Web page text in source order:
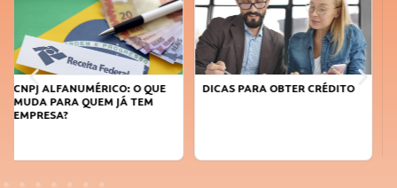
DICAS PARA OBTER CRÉDITO
FAÇA A DIFERENÇA: SEJA